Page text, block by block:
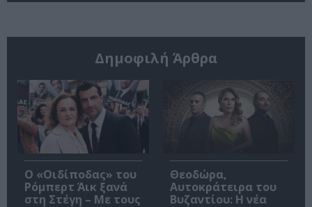
Δημοφιλή Άρθρα
O «Οιδίποδας» του
Ρόμπερτ Άικ ξανά
στη Στέγη – Με τους
Θεοδώρα,
Αυτοκράτειρα του
Βυζαντίου: Η νέα